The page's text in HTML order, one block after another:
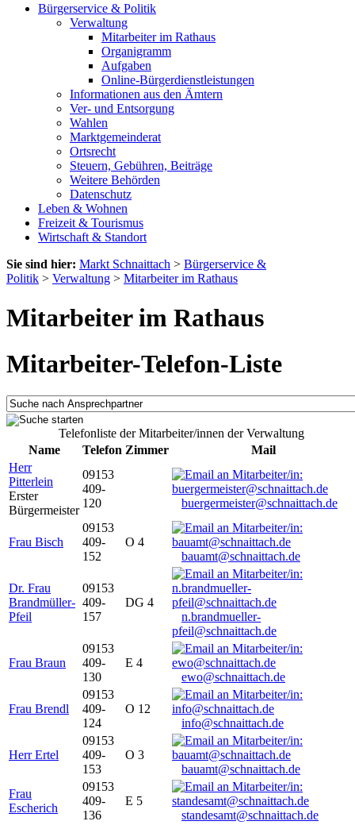
Bürgerservice & Politik
Verwaltung
Mitarbeiter im Rathaus
Organigramm
Aufgaben
Online-Bürgerdienstleistungen
Informationen aus den Ämtern
Ver- und Entsorgung
Wahlen
Marktgemeinderat
Ortsrecht
Steuern, Gebühren, Beiträge
Weitere Behörden
Datenschutz
Leben & Wohnen
Freizeit & Tourismus
Wirtschaft & Standort
Sie sind hier: Markt Schnaittach > Bürgerservice &
Politik > Verwaltung > Mitarbeiter im Rathaus
Mitarbeiter im Rathaus
Mitarbeiter-Telefon-Liste
Telefonliste der Mitarbeiter/innen der Verwaltung
Name
Telefon Zimmer
Mail
Herr
Pitterlein
Erster
Bürgermeister
09153
409-
120
buergermeister@schnaittach.de
Frau Bisch
09153
409-
152
O 4
bauamt@schnaittach.de
Dr. Frau
Brandmüller-
Pfeil
09153
409-
157
DG 4
n.brandmueller-
pfeil@schnaittach.de
Frau Braun
09153
409-
130
E 4
ewo@schnaittach.de
Frau Brendl
09153
409-
124
O 12
info@schnaittach.de
Herr Ertel
09153
409-
153
O 3
bauamt@schnaittach.de
Frau
Escherich
09153
409-
136
E 5
standesamt@schnaittach.de